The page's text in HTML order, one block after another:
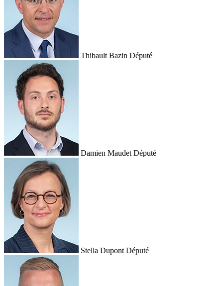
Thibault Bazin Député
Damien Maudet Député
Stella Dupont Député